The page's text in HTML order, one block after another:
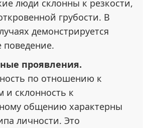
люди склонны к резкости,
грубости. В
демонстрируется
поведение.
проявления.
по отношению к
склонность к
общению характерны
личности. Это